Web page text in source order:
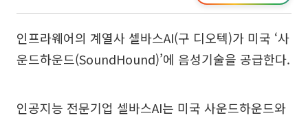
인프라웨어의 계열사 셀바스AI(구 디오텍)가 미국 ‘사
운드하운드(SoundHound)’에 음성기술을 공급한다.
인공지능 전문기업 셀바스AI는 미국 사운드하운드와